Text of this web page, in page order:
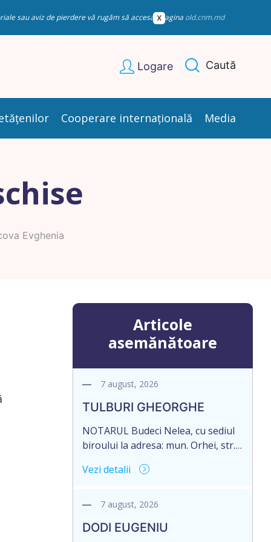
sau aviz de pierdere vă rugăm să accesați pagina old.cnm.md
Logare Caută
Cooperare internațională Media
Evghenia
Articole
asemănătoare
7 august, 2026
TULBURI GHEORGHE
NOTARUL Budeci Nelea, cu sediul
biroului la adresa: mun. Orhei, str.
despre deschiderea procedurii
TULBURI GHEORGHE, născut/ă la
decedat/ă la 16 mai 2026.
Vezi detalii
7 august, 2026
DODI EUGENIU